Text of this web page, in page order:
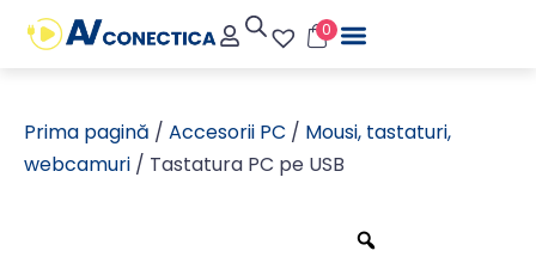
0
Prima pagină / Accesorii PC / Mousi, tastaturi,
webcamuri / Tastatura PC pe USB